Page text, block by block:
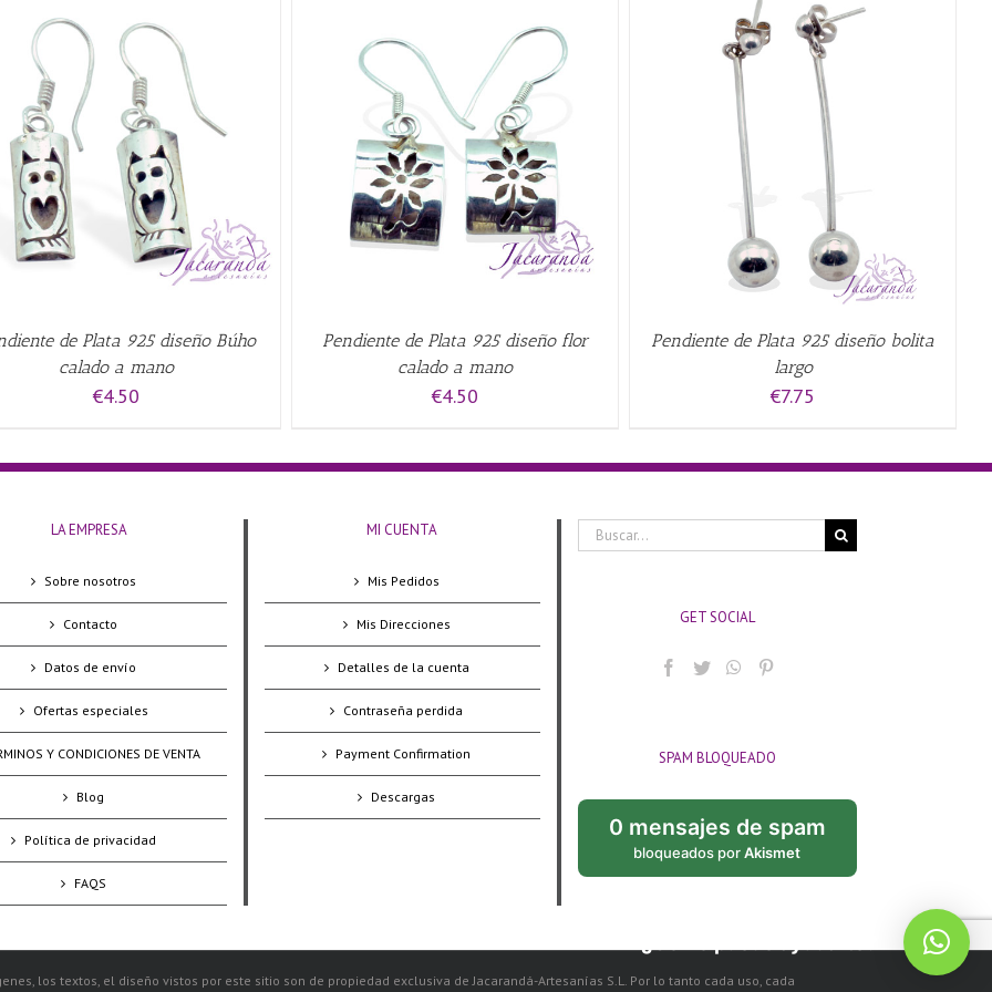
de Plata 925 diseño Búho
calado a mano
€4.50
AÑADIR AL CARRITO / QUICK VIEW
Pendiente de Plata 925 diseño flor
calado a mano
€4.50
QUICK VIEW
Pendiente de Plata 925 diseño bolita
largo
€7.75
LA EMPRESA
Sobre nosotros
Contacto
Datos de envío
Ofertas especiales
Y CONDICIONES DE VENTA
Blog
Política de privacidad
FAQS
MI CUENTA
Mis Pedidos
Mis Direcciones
Detalles de la cuenta
Contraseña perdida
Payment Confirmation
Descargas
Buscar:
GET SOCIAL
SPAM BLOQUEADO
0 mensajes de spam
bloqueados porAkismet
los textos, el diseño vistos por este sitio son de propiedad exclusiva de Jacarandá-Artesanías S.L. Por lo tanto cada uso, cada